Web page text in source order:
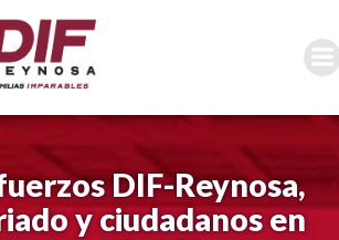
al
contenido
DIF-Reynosa,
y ciudadanos en